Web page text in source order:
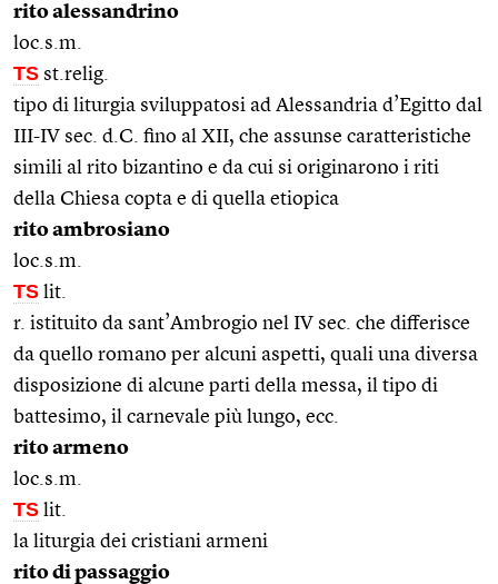
rito alessandrino
loc.s.m.
TS st.relig.
tipo di liturgia sviluppatosi ad Alessandria d’Egitto dal
III-IV sec. d.C. fino al XII, che assunse caratteristiche
simili al rito bizantino e da cui si originarono i riti
della Chiesa copta e di quella etiopica
rito ambrosiano
loc.s.m.
TS lit.
r. istituito da sant’Ambrogio nel IV sec. che differisce
da quello romano per alcuni aspetti, quali una diversa
disposizione di alcune parti della messa, il tipo di
battesimo, il carnevale più lungo, ecc.
rito armeno
loc.s.m.
TS lit.
la liturgia dei cristiani armeni
rito di passaggio